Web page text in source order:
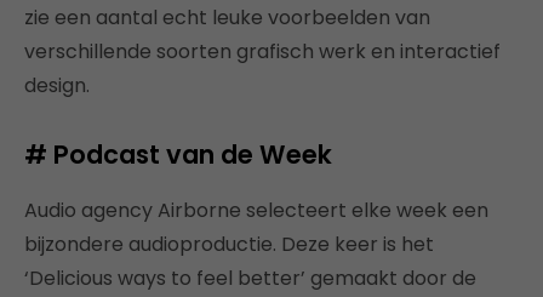
zie een aantal echt leuke voorbeelden van
verschillende soorten grafisch werk en interactief
design.
# Podcast van de Week
Audio agency Airborne selecteert elke week een
bijzondere audioproductie. Deze keer is het
‘Delicious ways to feel better’ gemaakt door de